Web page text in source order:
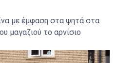
με έμφαση στα ψητά στα
μαγαζιού το αρνίσιο